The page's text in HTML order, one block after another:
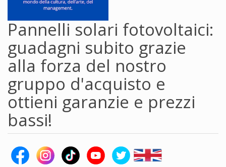
Pannelli solari fotovoltaici:
guadagni subito grazie
alla forza del nostro
gruppo d'acquisto e
ottieni garanzie e prezzi
bassi!